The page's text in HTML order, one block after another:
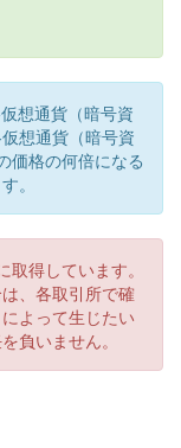
想通貨（暗号資
想通貨（暗号資
価格の何倍になる
。
得しています。
、各取引所で確
よって生じたい
負いません。